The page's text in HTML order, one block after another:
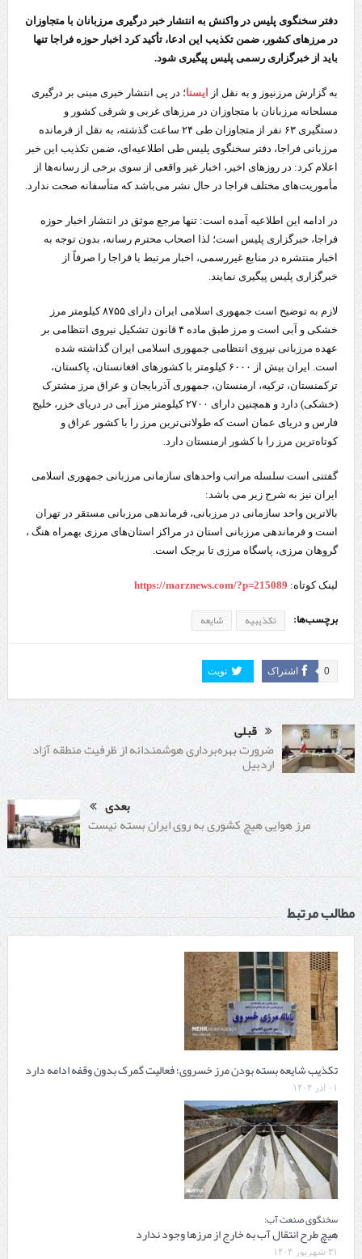
دفتر سخنگوی پلیس در واکنش به انتشار خبر درگیری مرزبانان با متجاوزان
در مرزهای کشور، ضمن تکذیب این ادعا، تأکید کرد اخبار حوزه فراجا تنها
باید از خبرگزاری رسمی پلیس پیگیری شود.
به گزارش مرزنیوز و به نقل از ایسنا؛ در پی انتشار خبری مبنی بر درگیری
مسلحانه مرزبانان با متجاوزان در مرزهای غربی و شرقی کشور و
دستگیری ۶۳ نفر از متجاوزان طی ۲۴ ساعت گذشته، به نقل از فرمانده
مرزبانی فراجا، دفتر سخنگوی پلیس طی اطلاعیه‌ای، ضمن تکذیب این خبر
اعلام کرد: در روزهای اخیر، اخبار غیر واقعی از سوی برخی از رسانه‌ها از
مأموریت‌های مختلف فراجا در حال نشر می‌باشد که متأسفانه صحت ندارد.
در ادامه این اطلاعیه آمده است: تنها مرجع موثق در انتشار اخبار حوزه
فراجا، خبرگزاری پلیس است؛ لذا اصحاب محترم رسانه، بدون توجه به
اخبار منتشره در منابع غیررسمی، اخبار مرتبط با فراجا را صرفاً از
خبرگزاری پلیس پیگیری نمایند.
لازم به توضیح است جمهوری اسلامی ایران دارای ۸۷۵۵ کیلومتر مرز
خشکی و آبی است و مرز طبق ماده ۴ قانون تشکیل نیروی انتظامی بر
عهده مرزبانی نیروی انتظامی جمهوری اسلامی ایران گذاشته شده
است. ایران بیش از ۶۰۰۰ کیلومتر با کشورهای افغانستان، پاکستان،
ترکمنستان، ترکیه، ارمنستان، جمهوری آذربایجان و عراق مرز مشترک
(خشکی) دارد و همچنین دارای ۲۷۰۰ کیلومتر مرز آبی در دریای خزر، خلیج
فارس و دریای عمان است که طولانی‌ترین مرز را با کشور عراق و
کوتاه‌ترین مرز را با کشور ارمنستان دارد.
گفتنی است سلسله مراتب واحدهای سازمانی مرزبانی جمهوری اسلامی
ایران نیز به شرح زیر می باشد:
بالاترین واحد سازمانی در مرزبانی، فرماندهی مرزبانی مستقر در تهران
است و فرماندهی مرزبانی استان در مراکز استان‌های مرزی بهمراه هنگ ،
گروهان مرزی، پاسگاه مرزی تا برجک است.
لینک کوتاه: https://marznews.com/?p=215089
برچسب‌ها: تکذیبیه شایعه
اشتراک 0 تویت
قبلی
ضرورت بهره‌برداری هوشمندانه از ظرفیت منطقه آزاد
اردبیل
بعدی
مرز هوایی هیچ کشوری به روی ایران بسته نیست
مطالب مرتبط
تکذیب شایعه بسته بودن مرز خسروی؛ فعالیت گمرک بدون وقفه ادامه دارد
۰۱ آذر ۱۴۰۴
سخنگوی صنعت آب:
هیچ طرح انتقال آب به خارج از مرزها وجود ندارد
۳۱ شهریور ۱۴۰۴